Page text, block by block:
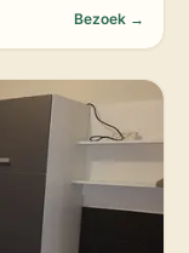
Bezoek →